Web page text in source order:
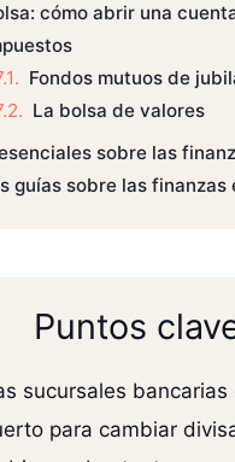
cómo abrir una
Fondos mutuos de
La bolsa de valores
sobre las
guías sobre las finanzas
Puntos
sucursales bancarias
para cambiar